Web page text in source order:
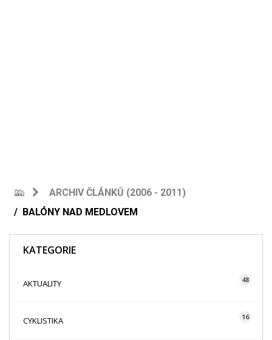
ARCHIV ČLÁNKŮ (2006 - 2011)
BALÓNY NAD MEDLOVEM
KATEGORIE
AKTUALITY 48
CYKLISTIKA 16